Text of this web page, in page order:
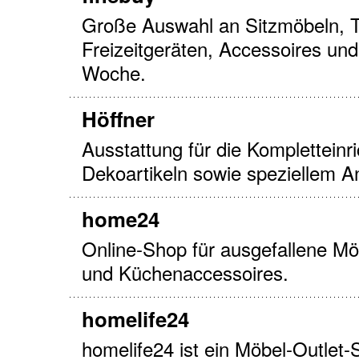
Große Auswahl an Sitzmöbeln,
Freizeitgeräten, Accessoires
Woche.
Höffner
Ausstattung für die
Dekoartikeln sowie speziellem
home24
Online-Shop für ausgefallene
und Küchenaccessoires.
homelife24
homelife24 ist ein Möbel-